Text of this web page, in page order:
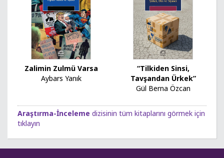
Zalimin Zulmü Varsa
Aybars Yanık
“Tilkiden Sinsi,
Tavşandan Ürkek”
Gül Berna Özcan
Araştırma-İnceleme dizisinin tüm kitaplarını görmek için
tıklayın